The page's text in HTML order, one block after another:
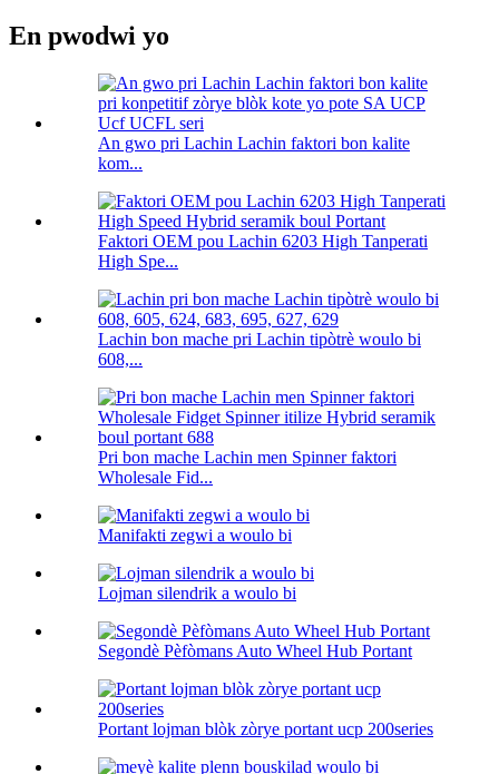
En pwodwi yo
An gwo pri Lachin Lachin faktori bon kalite
kom...
Faktori OEM pou Lachin 6203 High Tanperati
High Spe...
Lachin bon mache pri Lachin tipòtrè woulo bi
608,...
Pri bon mache Lachin men Spinner faktori
Wholesale Fid...
Manifakti zegwi a woulo bi
Lojman silendrik a woulo bi
Segondè Pèfòmans Auto Wheel Hub Portant
Portant lojman blòk zòrye portant ucp 200series